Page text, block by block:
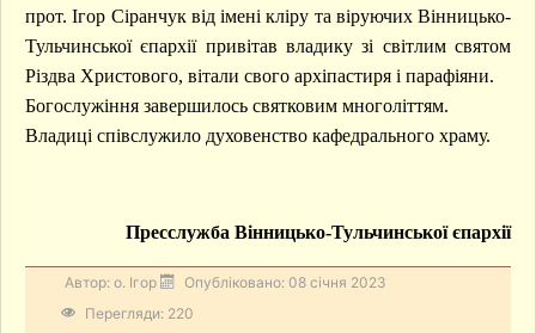
прот. Ігор Сіранчук від імені кліру та віруючих Вінницько-
Тульчинської єпархії привітав владику зі світлим святом
Різдва Христового, вітали свого архіпастиря і парафіяни.
Богослужіння завершилось святковим многоліттям.
Владиці співслужило духовенство кафедрального храму.
Пресслужба Вінницько-Тульчинської єпархії
Автор: о. Ігор
Опубліковано: 08 січня 2023
Перегляди: 220